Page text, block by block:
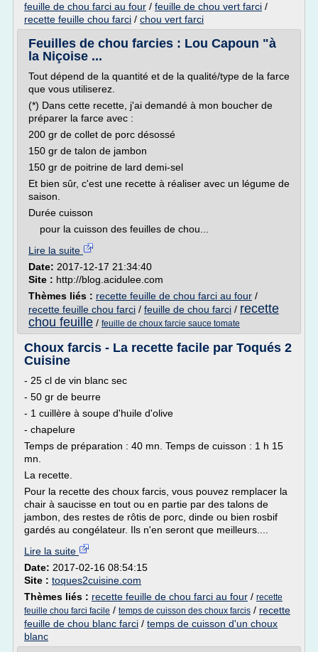
feuille de chou farci au four / feuille de chou vert farci /
recette feuille chou farci / chou vert farci
Feuilles de chou farcies : Lou Capoun "à
la Niçoise ...
Tout dépend de la quantité et de la qualité/type de la farce
que vous utiliserez.
(*) Dans cette recette, j'ai demandé à mon boucher de
préparer la farce avec :
200 gr de collet de porc désossé
150 gr de talon de jambon
150 gr de poitrine de lard demi-sel
Et bien sûr, c'est une recette à réaliser avec un légume de
saison.
Durée cuisson
pour la cuisson des feuilles de chou...
Lire la suite
Date: 2017-12-17 21:34:40
Site : http://blog.acidulee.com
Thèmes liés : recette feuille de chou farci au four /
recette feuille chou farci / feuille de chou farci / recette
chou feuille / feuille de choux farcie sauce tomate
Choux farcis - La recette facile par Toqués 2
Cuisine
- 25 cl de vin blanc sec
- 50 gr de beurre
- 1 cuillère à soupe d'huile d'olive
- chapelure
Temps de préparation : 40 mn. Temps de cuisson : 1 h 15
mn.
La recette.
Pour la recette des choux farcis, vous pouvez remplacer la
chair à saucisse en tout ou en partie par des talons de
jambon, des restes de rôtis de porc, dinde ou bien rosbif
gardés au congélateur. Ils n'en seront que meilleurs....
Lire la suite
Date: 2017-02-16 08:54:15
Site : toques2cuisine.com
Thèmes liés : recette feuille de chou farci au four / recette
feuille chou farci facile / temps de cuisson des choux farcis / recette
feuille de chou blanc farci / temps de cuisson d'un choux
blanc